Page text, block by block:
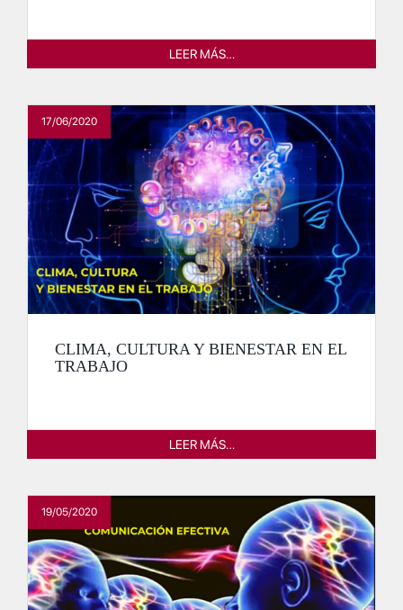
LEER MÁS…
17/06/2020
CLIMA, CULTURA Y BIENESTAR EN EL
TRABAJO
LEER MÁS…
19/05/2020